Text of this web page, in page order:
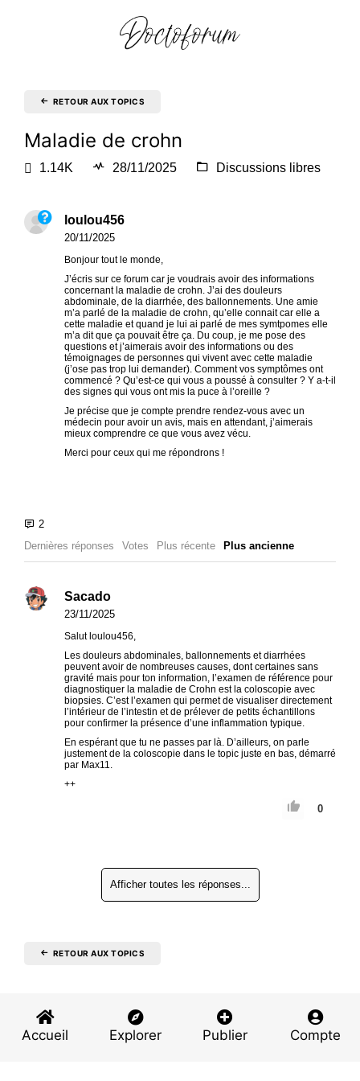
RETOUR AUX TOPICS
Maladie de crohn
1.14K 28/11/2025 Discussions libres
loulou456
20/11/2025
Bonjour tout le monde,
J’écris sur ce forum car je voudrais avoir des informations
concernant la maladie de crohn. J’ai des douleurs
abdominale, de la diarrhée, des ballonnements. Une amie
m’a parlé de la maladie de crohn, qu’elle connait car elle a
cette maladie et quand je lui ai parlé de mes symtpomes elle
m’a dit que ça pouvait être ça. Du coup, je me pose des
questions et j’aimerais avoir des informations ou des
témoignages de personnes qui vivent avec cette maladie
(j’ose pas trop lui demander). Comment vos symptômes ont
commencé ? Qu’est-ce qui vous a poussé à consulter ? Y a-t-il
des signes qui vous ont mis la puce à l’oreille ?
Je précise que je compte prendre rendez-vous avec un
médecin pour avoir un avis, mais en attendant, j’aimerais
mieux comprendre ce que vous avez vécu.
Merci pour ceux qui me répondrons !
Dernières réponses Votes Plus récente Plus ancienne
Sacado
23/11/2025
Salut loulou456,
Les douleurs abdominales, ballonnements et diarrhées
peuvent avoir de nombreuses causes, dont certaines sans
gravité mais pour ton information, l’examen de référence pour
diagnostiquer la maladie de Crohn est la coloscopie avec
biopsies. C’est l’examen qui permet de visualiser directement
l’intérieur de l’intestin et de prélever de petits échantillons
pour confirmer la présence d’une inflammation typique.
En espérant que tu ne passes par là. D’ailleurs, on parle
justement de la coloscopie dans le topic juste en bas, démarré
par Max11.
++
0
Afficher toutes les réponses...
RETOUR AUX TOPICS
Accueil Explorer Publier Compte